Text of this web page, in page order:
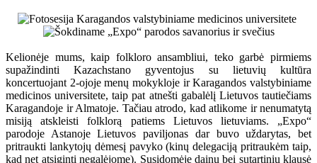
Kelionėje mums, kaip folkloro ansambliui, teko garbė pirmiems
supažindinti Kazachstano gyventojus su lietuvių kultūra
koncertuojant 2-ojoje menų mokykloje ir Karagandos valstybiniame
medicinos universitete, taip pat atnešti gabalėlį Lietuvos tautiečiams
Karagandoje ir Almatoje. Tačiau atrodo, kad atlikome ir nenumatytą
misiją atskleisti folklorą patiems Lietuvos lietuviams. „Expo“
parodoje Astanoje Lietuvos paviljonas dar buvo uždarytas, bet
pritraukti lankytojų dėmesį pavyko (kinų delegaciją pritraukėm taip,
kad net atsiginti negalėjome). Susidomėję dainų bei sutartinių klausė